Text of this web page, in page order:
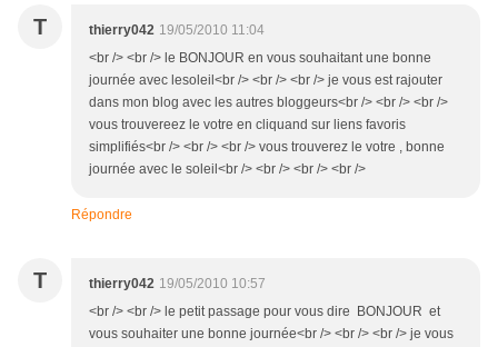
T thierry042 19/05/2010 11:04
<br /> <br /> le BONJOUR en vous souhaitant une bonne
journée avec lesoleil<br /> <br /> <br /> je vous est rajouter
dans mon blog avec les autres bloggeurs<br /> <br /> <br />
vous trouvereez le votre en cliquand sur liens favoris
simplifiés<br /> <br /> <br /> vous trouverez le votre , bonne
journée avec le soleil<br /> <br /> <br /> <br />
Répondre
T thierry042 19/05/2010 10:57
<br /> <br /> le petit passage pour vous dire BONJOUR et
vous souhaiter une bonne journée<br /> <br /> <br /> je vous